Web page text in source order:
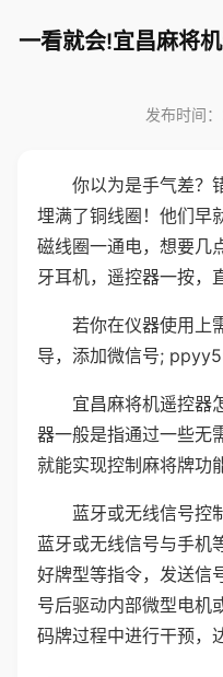
一看就会!宜昌麻将
发布时间
你以为是手气差？
埋满了铜线圈！他们早
磁线圈一通电，想要几
牙耳机，遥控器一按，
若你在仪器使用上
导，添加微信号;
宜昌麻将机遥控器
器一般是指通过一些无
就能实现控制麻将牌功
蓝牙或无线信号控
蓝牙或无线信号与手机
好牌型等指令，发送信
号后驱动内部微型电机
码牌过程中进行干预，